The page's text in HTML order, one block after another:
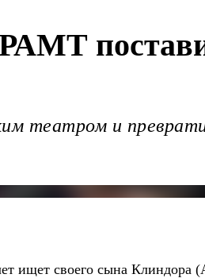
театром и
ищет своего сына Клиндора